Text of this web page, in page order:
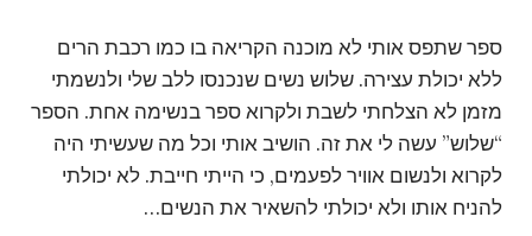
ספר שתפס אותי לא מוכנה הקריאה בו כמו רכבת הרים
ללא יכולת עצירה. שלוש נשים שנכנסו ללב שלי ולנשמתי
מזמן לא הצלחתי לשבת ולקרוא ספר בנשימה אחת. הספר
“שלוש” עשה לי את זה. הושיב אותי וכל מה שעשיתי היה
לקרוא ולנשום אוויר לפעמים, כי הייתי חייבת. לא יכולתי
להניח אותו ולא יכולתי להשאיר את הנשים…